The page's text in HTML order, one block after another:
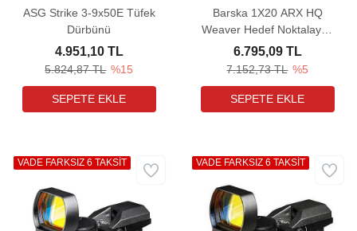
ASG Strike 3-9x50E Tüfek
Dürbünü
5.824,87 TL %15
4.951,10 TL
Barska 1X20 ARX HQ
Weaver Hedef Noktalayıcı
Red Dot Sight
7.152,73 TL %5
6.795,09 TL
VADE FARKSIZ 6 TAKSİT VADE FARKSIZ 6 TAKSİT